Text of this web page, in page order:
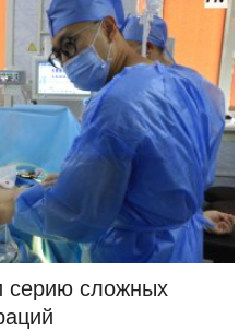
серию сложных